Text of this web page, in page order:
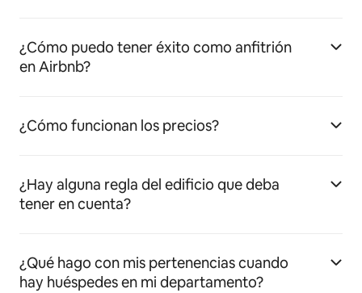
¿Cómo puedo tener éxito como anfitrión
en Airbnb?
¿Cómo funcionan los precios?
¿Hay alguna regla del edificio que deba
tener en cuenta?
¿Qué hago con mis pertenencias cuando
hay huéspedes en mi departamento?